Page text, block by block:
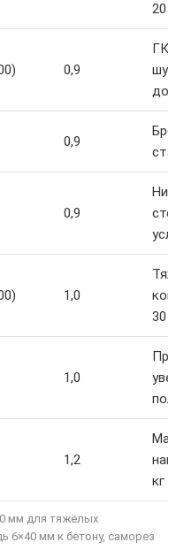
20 кг
0,9
ГКЛ
до
0,9
0,9
1,0
30 кг
1,0
1,2
кг
мм для тяжёлых
6×40 мм к бетону, саморез